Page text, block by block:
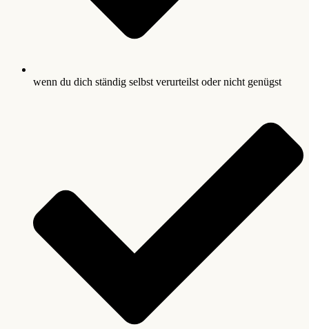
wenn du dich ständig selbst verurteilst oder nicht genügst